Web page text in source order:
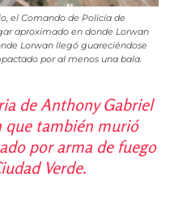
el Comando de Policía de
aproximado en donde Lorwan
Lorwan llegó guareciéndose
por al menos una bala.
de Anthony Gabriel
que también murió
por arma de fuego
Verde.